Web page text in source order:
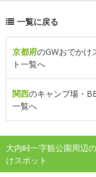
一覧に戻る
京都府のGWおでかけ
ト一覧へ
関西のキャンプ場・
一覧へ
大内峠一字観公園周辺
けスポット